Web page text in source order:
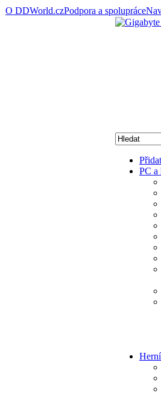
O DDWorld.czPodpora a spolupráce
PC a